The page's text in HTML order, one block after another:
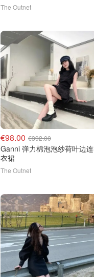
The Outnet
€98.00 €392.00
Ganni 弹力棉泡泡纱荷叶边连
衣裙
The Outnet